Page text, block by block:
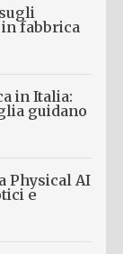
fabbrica
in Italia:
guidano
Physical AI
e